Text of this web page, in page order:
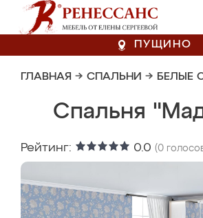
ПУЩИНО
ГЛАВНАЯ → СПАЛЬНИ → БЕЛЫЕ
Спальня
Рейтинг: 0.0 (0